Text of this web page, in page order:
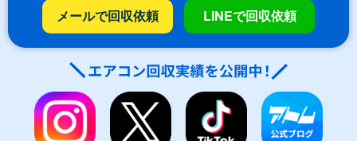
メールで回収依頼 LINEで回収依頼